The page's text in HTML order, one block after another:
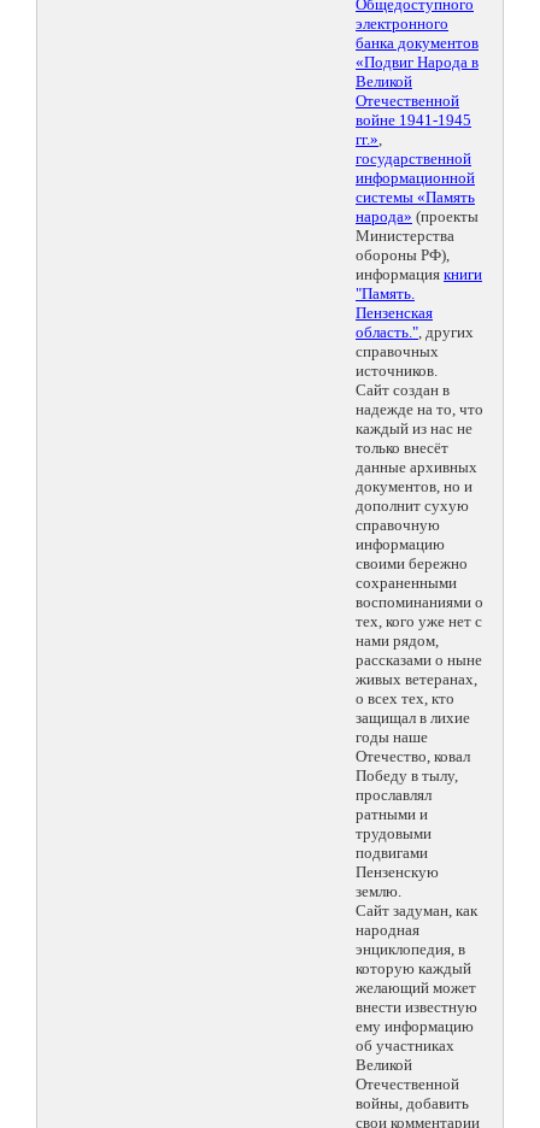
Общедоступного
электронного
банка документов
«Подвиг Народа в
Великой
Отечественной
войне 1941-1945
гг.»,
государственной
информационной
системы «Память
народа» (проекты
Министерства
обороны РФ),
информация книги
"Память.
Пензенская
область.", других
справочных
источников.
Сайт создан в
надежде на то, что
каждый из нас не
только внесёт
данные архивных
документов, но и
дополнит сухую
справочную
информацию
своими бережно
сохраненными
воспоминаниями о
тех, кого уже нет с
нами рядом,
рассказами о ныне
живых ветеранах,
о всех тех, кто
защищал в лихие
годы наше
Отечество, ковал
Победу в тылу,
прославлял
ратными и
трудовыми
подвигами
Пензенскую
землю.
Сайт задуман, как
народная
энциклопедия, в
которую каждый
желающий может
внести известную
ему информацию
об участниках
Великой
Отечественной
войны, добавить
свои комментарии